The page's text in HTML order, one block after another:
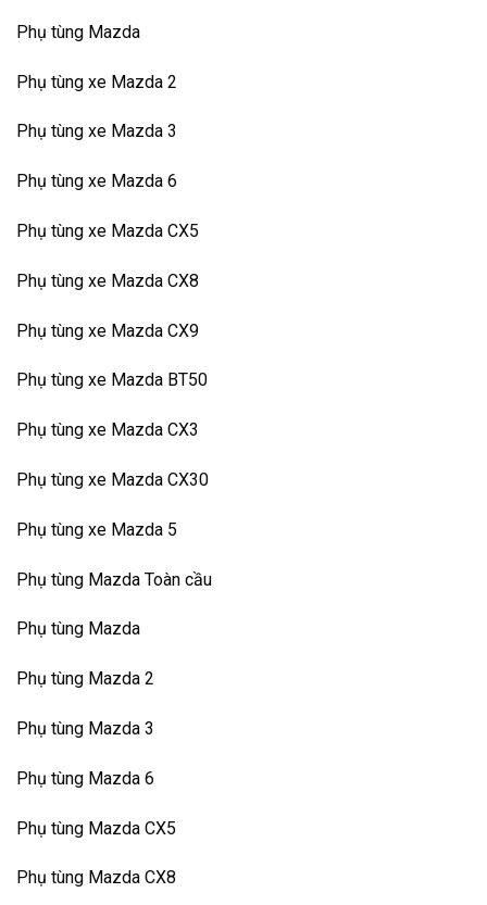
Phụ tùng Mazda
Phụ tùng xe Mazda 2
Phụ tùng xe Mazda 3
Phụ tùng xe Mazda 6
Phụ tùng xe Mazda CX5
Phụ tùng xe Mazda CX8
Phụ tùng xe Mazda CX9
Phụ tùng xe Mazda BT50
Phụ tùng xe Mazda CX3
Phụ tùng xe Mazda CX30
Phụ tùng xe Mazda 5
Phụ tùng Mazda Toàn cầu
Phụ tùng Mazda
Phụ tùng Mazda 2
Phụ tùng Mazda 3
Phụ tùng Mazda 6
Phụ tùng Mazda CX5
Phụ tùng Mazda CX8